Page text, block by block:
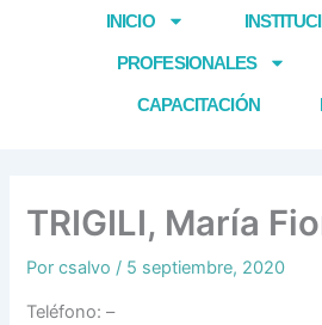
INICIO
PROFESIONALES
CAPACITACIÓN
TRIGILI, María
Porcsalvo / 5 septiembre, 2020
Teléfono: –